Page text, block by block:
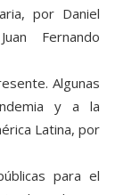
por Daniel
Fernando
Algunas
y a la
Latina, por
para el